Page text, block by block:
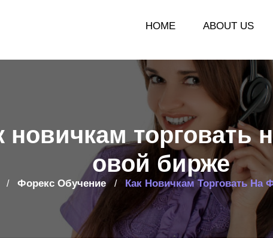
HOME ABOUT US
новичкам торговать
овой бирже
/ Форекс Обучение / Как Новичкам Торговать На